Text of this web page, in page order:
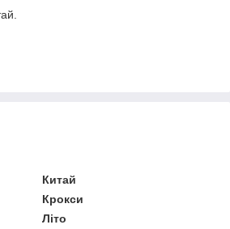
Китай
Крокси
Літо